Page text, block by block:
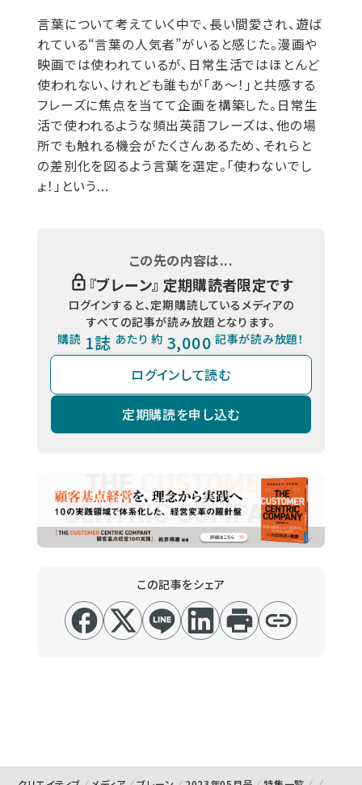
言葉について考えていく中で、長い間愛され、遊ば
れている“言葉の人気者”がいると感じた。漫画や
映画では使われているが、日常生活ではほとんど
使われない、けれども誰もが「あ～！」と共感する
フレーズに焦点を当てて企画を構築した。日常生
活で使われるような頻出英語フレーズは、他の場
所でも触れる機会がたくさんあるため、それらと
の差別化を図るよう言葉を選定。「使わないでし
ょ！」という...
この先の内容は...
『ブレーン』 定期購読者限定です
ログインすると、定期購読しているメディアの
すべての記事が読み放題となります。
購読 1誌 あたり 約 3,000 記事が読み放題！
ログインして読む
定期購読を申し込む
この記事をシェア